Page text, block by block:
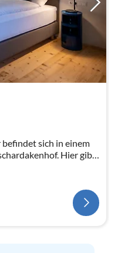
sich in einem
Hier gibt
für 2 Erwachsene